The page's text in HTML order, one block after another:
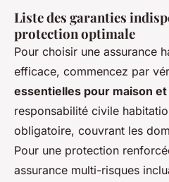
Liste des garanties
protection optimale
Pour choisir une assurance
efficace, commencez par
essentielles pour maison
responsabilité civile
obligatoire, couvrant les
Pour une protection
assurance multi-risques